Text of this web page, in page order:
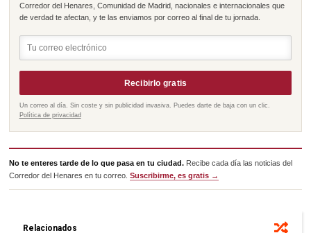
Corredor del Henares, Comunidad de Madrid, nacionales e internacionales que
de verdad te afectan, y te las enviamos por correo al final de tu jornada.
Recibirlo gratis
Un correo al día. Sin coste y sin publicidad invasiva. Puedes darte de baja con un clic.
Política de privacidad
No te enteres tarde de lo que pasa en tu ciudad. Recibe cada día las noticias del
Corredor del Henares en tu correo.Suscribirme, es gratis →
Relacionados